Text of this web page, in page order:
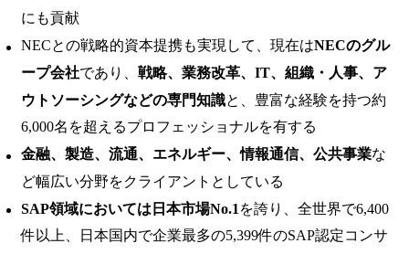
にも貢献
NECとの戦略的資本提携も実現して、現在はNECのグル
ープ会社であり、 戦略、業務改革、IT、組織・人事、ア
ウトソーシングなどの専門知識と、豊富な経験を持つ約
6,000名を超えるプロフェッショナルを有する
金融、製造、流通、エネルギー、情報通信、公共事業な
ど幅広い分野をクライアントとしている
SAP領域においては日本市場No.1 を誇り、全世界で6,400
件以上、日本国内で企業最多の5,399件のSAP認定コンサ